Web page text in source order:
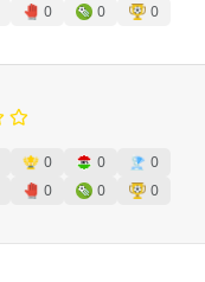
0 0
0
0 0
0
0 0
0